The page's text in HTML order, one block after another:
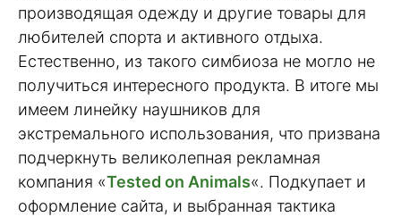
производящая одежду и другие товары для
любителей спорта и активного отдыха.
Естественно, из такого симбиоза не могло не
получиться интересного продукта. В итоге мы
имеем линейку наушников для
экстремального использования, что призвана
подчеркнуть великолепная рекламная
компания «Tested on Animals«. Подкупает и
оформление сайта, и выбранная тактика